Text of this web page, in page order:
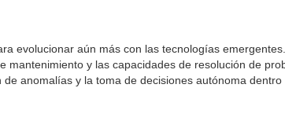
evolucionar aún más con las tecnologías
y las capacidades de resolución de
anomalías y la toma de decisiones autónoma